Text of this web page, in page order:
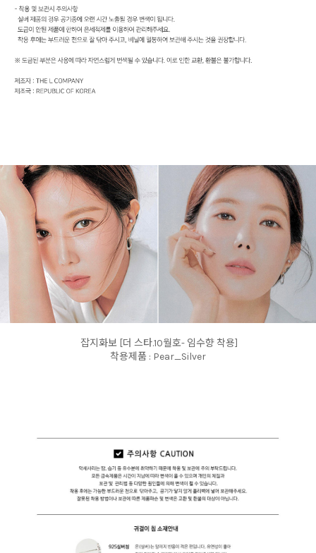
잡지화보 [더 스타.10월호- 임수향 착용]
착용제품 : Pear_Silver